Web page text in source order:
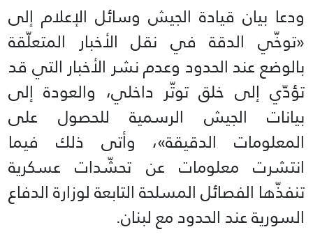
ودعا بيان قيادة الجيش وسائل الإعلام إلى
«توخّي الدقة في نقل الأخبار المتعلّقة
بالوضع عند الحدود وعدم نشر الأخبار التي قد
تؤدّي إلى خلق توتّر داخلي، والعودة إلى
بيانات الجيش الرسمية للحصول على
المعلومات الدقيقة»، وأتى ذلك فيما
انتشرت معلومات عن تحشّدات عسكرية
تنفذّها الفصائل المسلحة التابعة لوزارة الدفاع
السورية عند الحدود مع لبنان.